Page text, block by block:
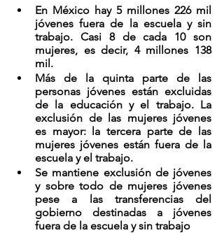
En México hay 5 millones 226 mil
jóvenes fuera de la escuela y sin
trabajo. Casi 8 de cada 10 son
mujeres, es decir, 4 millones 138
mil.
Más de la quinta parte de las
personas jóvenes están excluidas
de la educación y el trabajo. La
exclusión de las mujeres jóvenes
es mayor: la tercera parte de las
mujeres jóvenes están fuera de la
escuela y el trabajo.
Se mantiene exclusión de jóvenes
y sobre todo de mujeres jóvenes
pese a las transferencias del
gobierno destinadas a jóvenes
fuera de la escuela y sin trabajo